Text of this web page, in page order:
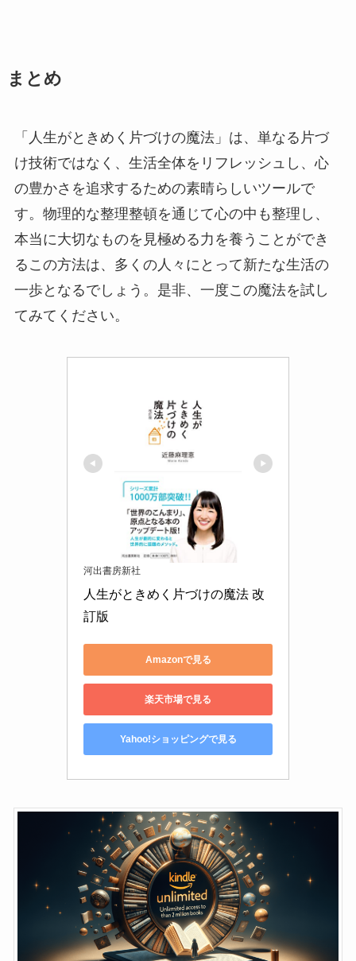
まとめ
「人生がときめく片づけの魔法」は、単なる片づ
け技術ではなく、生活全体をリフレッシュし、心
の豊かさを追求するための素晴らしいツールで
す。物理的な整理整頓を通じて心の中も整理し、
本当に大切なものを見極める力を養うことができ
るこの方法は、多くの人々にとって新たな生活の
一歩となるでしょう。是非、一度この魔法を試し
てみてください。
河出書房新社
人生がときめく片づけの魔法 改
訂版
Amazonで見る
楽天市場で見る
Yahoo!ショッピングで見る